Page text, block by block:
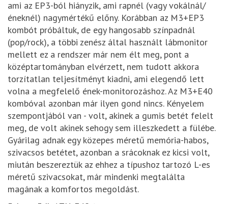
ami az EP3-ból hiányzik, ami rapnél (vagy vokálnál/
éneknél) nagymértékű előny. Korábban az M3+EP3
kombót próbáltuk, de egy hangosabb színpadnál
(pop/rock), a többi zenész által használt lábmonitor
mellett ez a rendszer már nem élt meg, pont a
középtartományban elvérzett, nem tudott akkora
torzítatlan teljesítményt kiadni, ami elegendő lett
volna a megfelelő ének-monitorozáshoz. Az M3+E40
kombóval azonban már ilyen gond nincs. Kényelem
szempontjából van - volt, akinek a gumis betét felelt
meg, de volt akinek sehogy sem illeszkedett a fülébe.
Gyárilag adnak egy közepes méretű memória-habos,
szivacsos betétet, azonban a srácoknak ez kicsi volt,
miután beszereztük az ehhez a típushoz tartozó L-es
méretű szivacsokat, már mindenki megtalálta
magának a komfortos megoldást.